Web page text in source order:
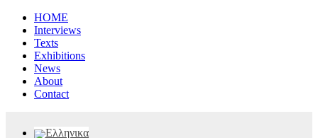
HOME
Interviews
Texts
Exhibitions
News
About
Contact